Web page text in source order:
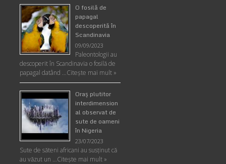
O fosilă de
papagal
descoperită în
Scandinavia
09/09/2023
Paleontologii au
descoperit în Scandinavia o fosilă de
papagal datând …Citește mai mult »
Oraş plutitor
interdimension
al observat de
sute de oameni
în Nigeria
23/07/2023
Sute de săteni africani au susținut că
au văzut un …Citește mai mult »